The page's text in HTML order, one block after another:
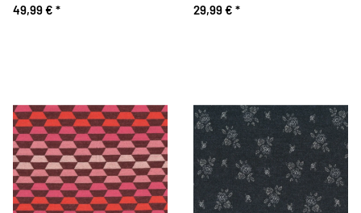
Hilco
49,99 € *
pflaume-wollweiß meliert,
29,99 € *